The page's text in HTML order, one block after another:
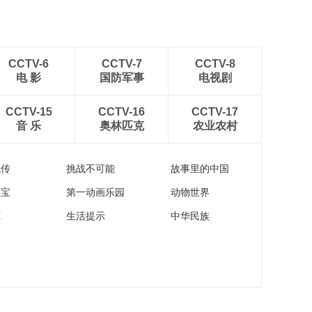
CCTV-6
电 影
CCTV-7
国防军事
CCTV-8
电视剧
CCTV-15
音 乐
CCTV-16
奥林匹克
CCTV-17
农业农村
挑战不可能 故事里的中国
第一动画乐园 动物世界
生活提示 中华民族